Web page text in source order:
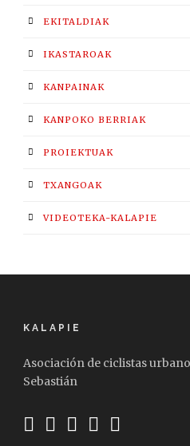
EKITALDIAK
IKASTAROAK
KANPAINAK
KANPOKO BERRIAK
PROIEKTUAK
TXANGOAK
VIDEOTEKA-KALAPIE
KALAPIE
Asociación de ciclistas
Sebastián